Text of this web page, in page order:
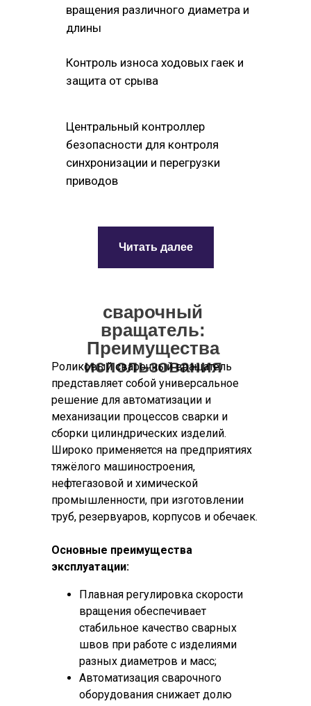
вращения различного диаметра и
длины
Центральный контроллер
безопасности для контроля
синхронизации и перегрузки
приводов
Контроль износа ходовых гаек и
защита от срыва
Читать далее
сварочный
вращатель:
Преимущества
использования
Роликовый сварочный вращатель
представляет собой универсальное
решение для автоматизации и
механизации процессов сварки и
сборки цилиндрических изделий.
Широко применяется на предприятиях
тяжёлого машиностроения,
нефтегазовой и химической
промышленности, при изготовлении
труб, резервуаров, корпусов и обечаек.
Основные преимущества
эксплуатации:
Плавная регулировка скорости
вращения обеспечивает
стабильное качество сварных
швов при работе с изделиями
разных диаметров и масс;
Автоматизация сварочного
оборудования снижает долю